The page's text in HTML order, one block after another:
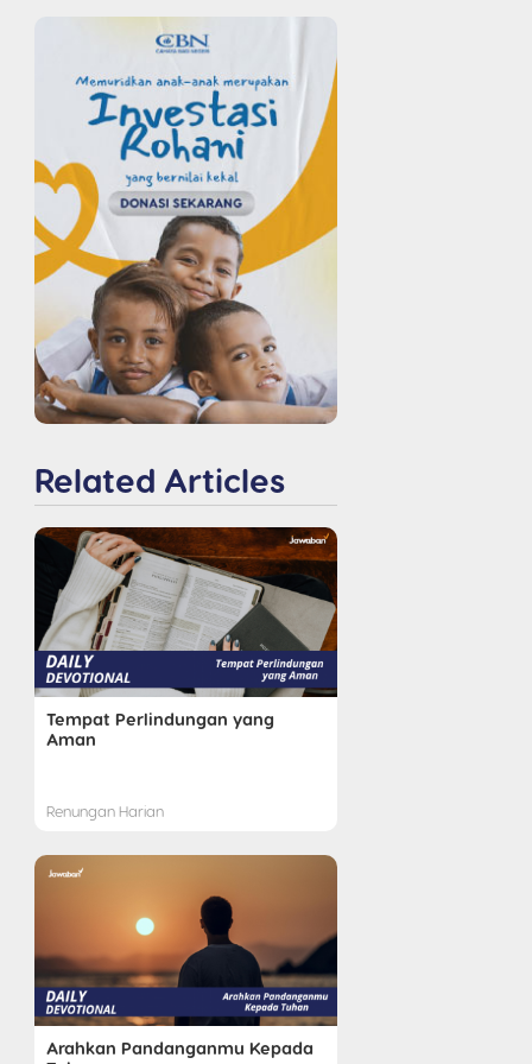
Related Articles
Tempat Perlindungan yang
Aman
Renungan Harian
Arahkan Pandanganmu Kepada